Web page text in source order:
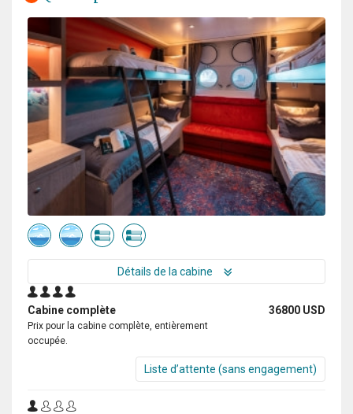
Détails de la cabine
Cabine complète 36800 USD
Prix pour la cabine complète, entièrement
occupée.
Liste d’attente (sans engagement)